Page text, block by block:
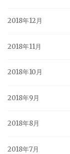
2018年12月
2018年11月
2018年10月
2018年9月
2018年8月
2018年7月